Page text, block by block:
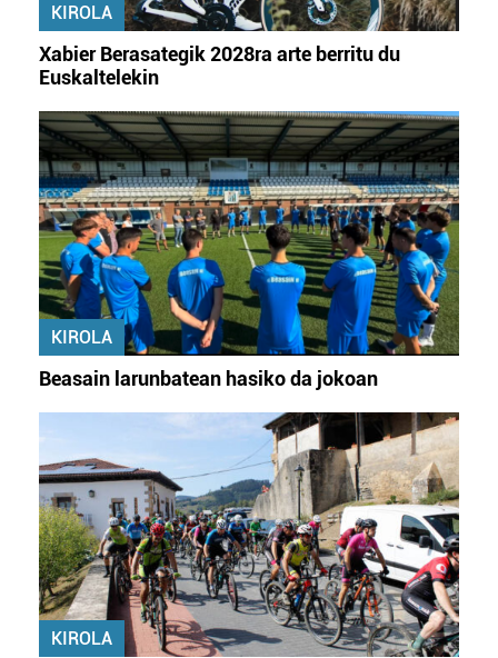
KIROLA
Xabier Berasategik 2028ra arte berritu du
Euskaltelekin
KIROLA
Beasain larunbatean hasiko da jokoan
KIROLA